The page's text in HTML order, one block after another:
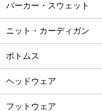
パーカー・スウェット
ニット・カーディガン
ボトムス
ヘッドウェア
フットウェア